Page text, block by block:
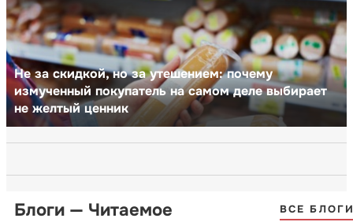
Не за скидкой, но за утешением: почему
измученный покупатель на самом деле выбирает
не желтый ценник
Блоги — Читаемое ВСЕ